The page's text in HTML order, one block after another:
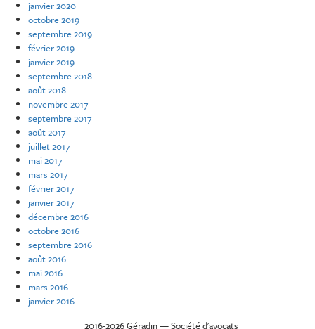
janvier 2020
octobre 2019
septembre 2019
février 2019
janvier 2019
septembre 2018
août 2018
novembre 2017
septembre 2017
août 2017
juillet 2017
mai 2017
mars 2017
février 2017
janvier 2017
décembre 2016
octobre 2016
septembre 2016
août 2016
mai 2016
mars 2016
janvier 2016
2016-2026 Géradin — Société d'avocats